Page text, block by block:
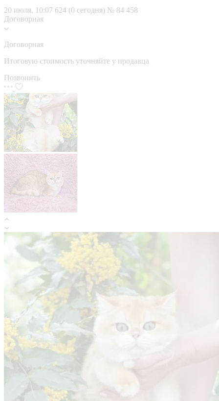
20 июля, 10:07 624 (0 сегодня) № 84 458
Договорная
Договорная
Итоговую стоимость уточняйте у продавца
Позвонить